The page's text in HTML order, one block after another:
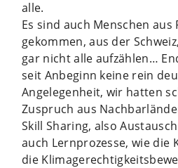
alle.
Es sind auch Menschen aus
gekommen, aus der
gar nicht alle aufzählen…
seit Anbeginn keine rein
Angelegenheit, wir hatten
Zuspruch aus
Skill Sharing, also
auch Lernprozesse, wie die
die